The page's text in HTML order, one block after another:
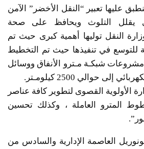
عليها تعبير “النقل الأخضر” الآمن
يقلل التلوث ويحافظ على صحة
النقل توليها أهمية كبرى حيث تم
للتوسع في تنفيذها حيث تم التخطيط
مشروعات شبكـة مـترو الأنفاق ووسائل
إلى حوالي 2500 كيلومـتر.
الأولوية القصوى لتطوير كافة عناصر
المترو العاملة ، وكذلك تحسين
العاصمة الإدارية والسادس من